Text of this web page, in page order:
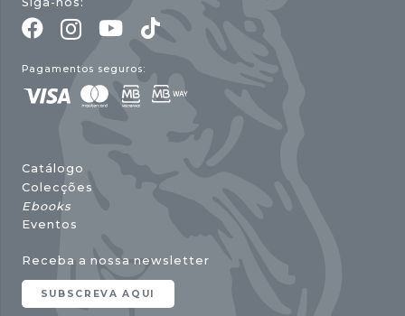
Pagamentos seguros:
Catálogo
Colecções
Ebooks
Eventos
Receba a nossa newsletter
SUBSCREVA AQUI